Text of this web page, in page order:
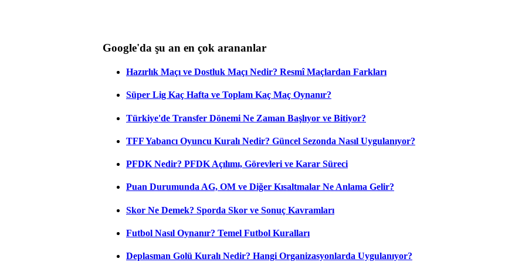
Google'da şu an en çok arananlar
Hazırlık Maçı ve Dostluk Maçı Nedir? Resmî Maçlardan Farkları
Süper Lig Kaç Hafta ve Toplam Kaç Maç Oynanır?
Türkiye'de Transfer Dönemi Ne Zaman Başlıyor ve Bitiyor?
TFF Yabancı Oyuncu Kuralı Nedir? Güncel Sezonda Nasıl Uygulanıyor?
PFDK Nedir? PFDK Açılımı, Görevleri ve Karar Süreci
Puan Durumunda AG, OM ve Diğer Kısaltmalar Ne Anlama Gelir?
Skor Ne Demek? Sporda Skor ve Sonuç Kavramları
Futbol Nasıl Oynanır? Temel Futbol Kuralları
Deplasman Golü Kuralı Nedir? Hangi Organizasyonlarda Uygulanıyor?